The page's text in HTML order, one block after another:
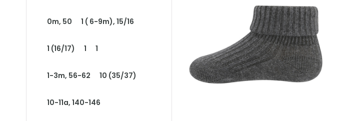
0m, 50 1 ( 6-9m), 15/16
1 (16/17) 1 1
1-3m, 56-62 10 (35/37)
10-11a, 140-146